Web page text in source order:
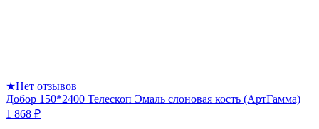
★Нет отзывов
Добор 150*2400 Телескоп Эмаль слоновая кость (АртГамма)
1 868 ₽